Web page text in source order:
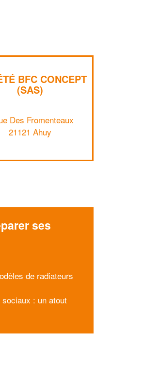
BFC CONCEPT
(SAS)
Des Fromenteaux
21121 Ahuy
ses
de radiateurs
: un atout
nouveaux clients!
En savoir plus